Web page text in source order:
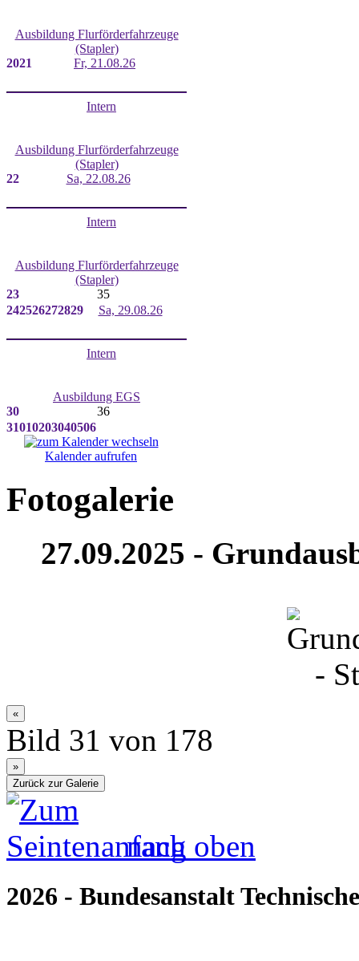
Ausbildung Flurförderfahrzeuge
(Stapler)
2021 Fr, 21.08.26
Intern
Ausbildung Flurförderfahrzeuge
(Stapler)
22
Sa, 22.08.26
Intern
Ausbildung Flurförderfahrzeuge
(Stapler)
23
35
242526272829 Sa, 29.08.26
Intern
Ausbildung EGS
30
36
31010203040506
Kalender aufrufen
Fotogalerie
27.09.2025 -
Bild 31 von 178
nach oben
2026 - Bundesanstalt